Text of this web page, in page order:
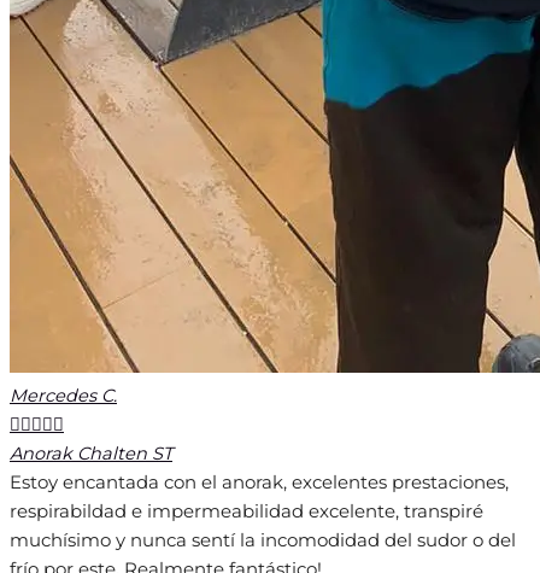
Mercedes C.

Anorak Chalten ST
Estoy encantada con el anorak, excelentes prestaciones,
respirabildad e impermeabilidad excelente, transpiré
muchísimo y nunca sentí la incomodidad del sudor o del